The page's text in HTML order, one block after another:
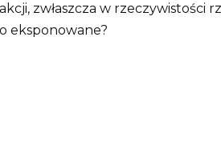
zwłaszcza w rzeczywistości
eksponowane?